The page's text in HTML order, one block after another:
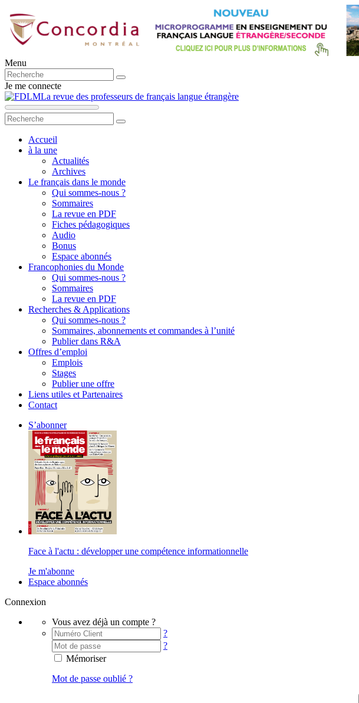
Menu
Je me connecte
La revue des professeurs de français langue étrangère
Accueil
à la une
Actualités
Archives
Le français dans le monde
Qui sommes-nous ?
Sommaires
La revue en PDF
Fiches pédagogiques
Audio
Bonus
Espace abonnés
Francophonies du Monde
Qui sommes-nous ?
Sommaires
La revue en PDF
Recherches & Applications
Qui sommes-nous ?
Sommaires, abonnements et commandes à l’unité
Publier dans R&A
Offres d’emploi
Emplois
Stages
Publier une offre
Liens utiles et Partenaires
Contact
S’abonner
Face à l'actu : développer une compétence informationnelle
Je m'abonne
Espace abonnés
Connexion
Vous avez déjà un compte ?
?
?
Mémoriser
Mot de passe oublié ?